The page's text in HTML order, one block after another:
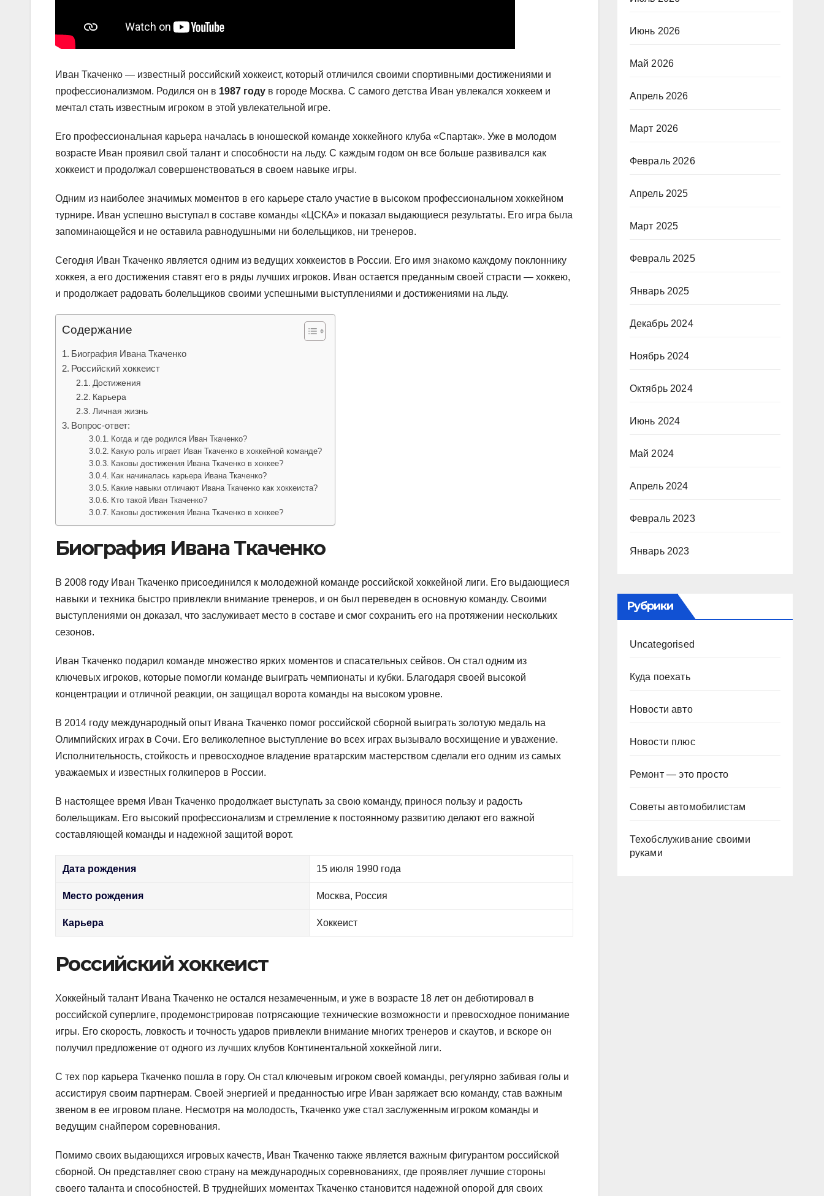
Иван Ткаченко — известный российский хоккеист, который отличился своими спортивными достижениями и
профессионализмом. Родился он в 1987 году в городе Москва. С самого детства Иван увлекался хоккеем и
мечтал стать известным игроком в этой увлекательной игре.
Его профессиональная карьера началась в юношеской команде хоккейного клуба «Спартак». Уже в молодом
возрасте Иван проявил свой талант и способности на льду. С каждым годом он все больше развивался как
хоккеист и продолжал совершенствоваться в своем навыке игры.
Одним из наиболее значимых моментов в его карьере стало участие в высоком профессиональном хоккейном
турнире. Иван успешно выступал в составе команды «ЦСКА» и показал выдающиеся результаты. Его игра была
запоминающейся и не оставила равнодушными ни болельщиков, ни тренеров.
Сегодня Иван Ткаченко является одним из ведущих хоккеистов в России. Его имя знакомо каждому поклоннику
хоккея, а его достижения ставят его в ряды лучших игроков. Иван остается преданным своей страсти — хоккею,
и продолжает радовать болельщиков своими успешными выступлениями и достижениями на льду.
Содержание
Биография Ивана Ткаченко
Российский хоккеист
Достижения
Карьера
Личная жизнь
Вопрос-ответ:
Когда и где родился Иван Ткаченко?
Какую роль играет Иван Ткаченко в хоккейной команде?
Каковы достижения Ивана Ткаченко в хоккее?
Как начиналась карьера Ивана Ткаченко?
Какие навыки отличают Ивана Ткаченко как хоккеиста?
Кто такой Иван Ткаченко?
Каковы достижения Ивана Ткаченко в хоккее?
Биография Ивана Ткаченко
В 2008 году Иван Ткаченко присоединился к молодежной команде российской хоккейной лиги. Его выдающиеся
навыки и техника быстро привлекли внимание тренеров, и он был переведен в основную команду. Своими
выступлениями он доказал, что заслуживает место в составе и смог сохранить его на протяжении нескольких
сезонов.
Иван Ткаченко подарил команде множество ярких моментов и спасательных сейвов. Он стал одним из
ключевых игроков, которые помогли команде выиграть чемпионаты и кубки. Благодаря своей высокой
концентрации и отличной реакции, он защищал ворота команды на высоком уровне.
В 2014 году международный опыт Ивана Ткаченко помог российской сборной выиграть золотую медаль на
Олимпийских играх в Сочи. Его великолепное выступление во всех играх вызывало восхищение и уважение.
Исполнительность, стойкость и превосходное владение вратарским мастерством сделали его одним из самых
уважаемых и известных голкиперов в России.
В настоящее время Иван Ткаченко продолжает выступать за свою команду, принося пользу и радость
болельщикам. Его высокий профессионализм и стремление к постоянному развитию делают его важной
составляющей команды и надежной защитой ворот.
Дата рождения 15 июля 1990 года
Место рождения Москва, Россия
Карьера Хоккеист
Российский хоккеист
Хоккейный талант Ивана Ткаченко не остался незамеченным, и уже в возрасте 18 лет он дебютировал в
российской суперлиге, продемонстрировав потрясающие технические возможности и превосходное понимание
игры. Его скорость, ловкость и точность ударов привлекли внимание многих тренеров и скаутов, и вскоре он
получил предложение от одного из лучших клубов Континентальной хоккейной лиги.
С тех пор карьера Ткаченко пошла в гору. Он стал ключевым игроком своей команды, регулярно забивая голы и
ассистируя своим партнерам. Своей энергией и преданностью игре Иван заряжает всю команду, став важным
звеном в ее игровом плане. Несмотря на молодость, Ткаченко уже стал заслуженным игроком команды и
ведущим снайпером соревнования.
Помимо своих выдающихся игровых качеств, Иван Ткаченко также является важным фигурантом российской
сборной. Он представляет свою страну на международных соревнованиях, где проявляет лучшие стороны
своего таланта и способностей. В труднейших моментах Ткаченко становится надежной опорой для своих
Июнь 2026
Май 2026
Апрель 2026
Март 2026
Февраль 2026
Апрель 2025
Март 2025
Февраль 2025
Январь 2025
Декабрь 2024
Ноябрь 2024
Октябрь 2024
Июнь 2024
Май 2024
Апрель 2024
Февраль 2023
Январь 2023
Рубрики
Uncategorised
Куда поехать
Новости авто
Новости плюс
Ремонт — это просто
Советы автомобилистам
Техобслуживание своими
руками